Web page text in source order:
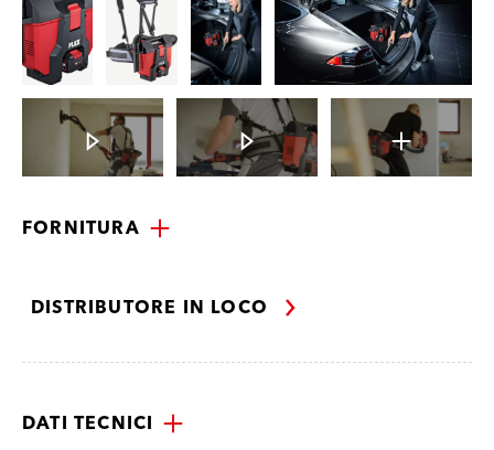
FORNITURA
DISTRIBUTORE IN LOCO
DATI TECNICI